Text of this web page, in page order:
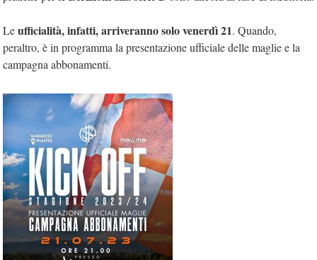
Leufficialità, infatti, arriveranno solo venerdì 21. Quando,
peraltro, è in programma la presentazione ufficiale delle maglie e la
campagna abbonamenti.